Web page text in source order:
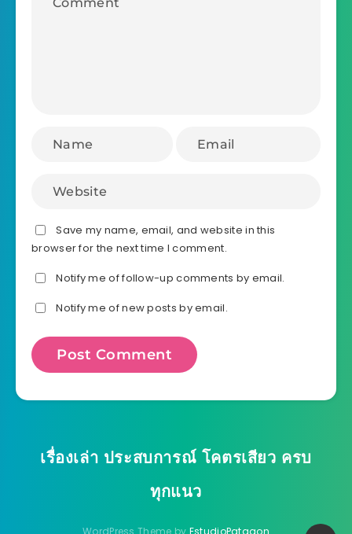
Save my name, email, and website in this
browser for the next time I comment.
Notify me of follow-up comments by email.
Notify me of new posts by email.
เรื่องเล่า ประสบการณ์ โคตรเสียว ครบ
ทุกแนว
WordPress Theme by EstudioPatagon